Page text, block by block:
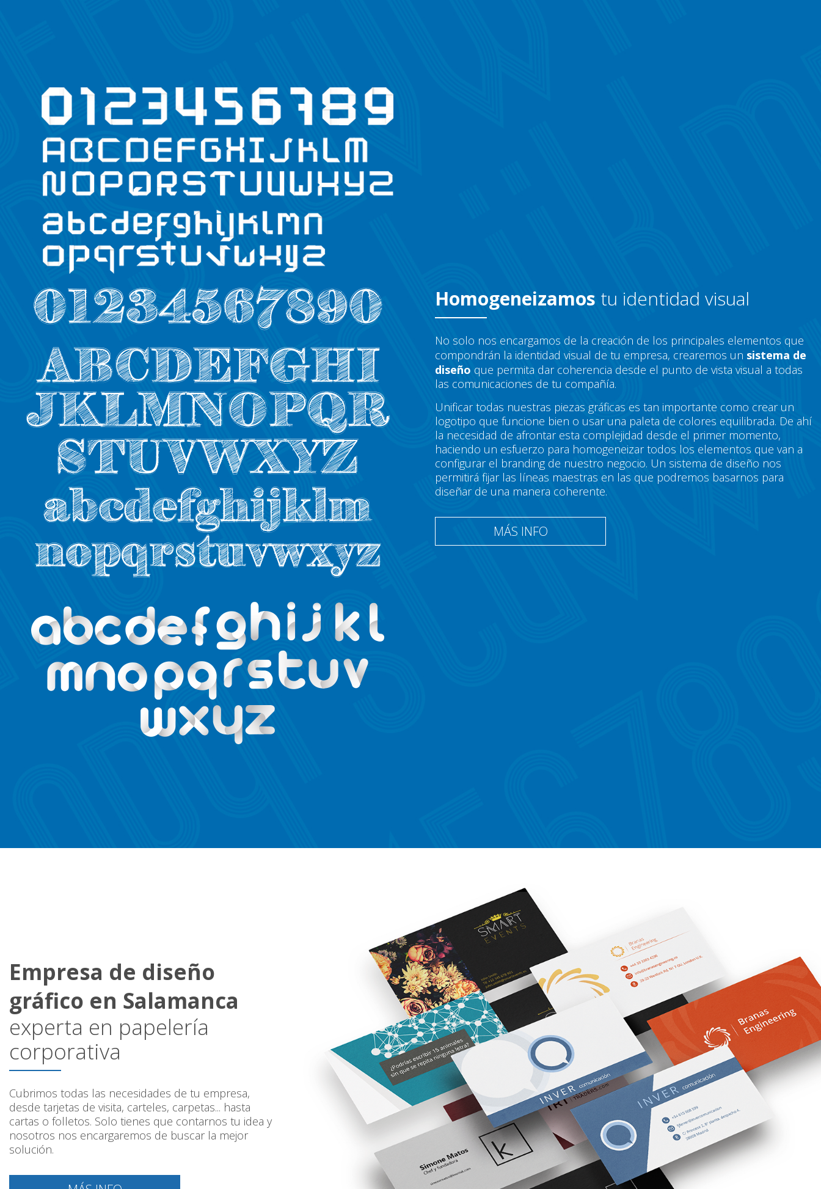
Homogeneizamos tu identidad visual
No solo nos encargamos de la creación de los principales elementos que
compondrán la identidad visual de tu empresa, crearemos un sistema de
diseño que permita dar coherencia desde el punto de vista visual a todas
las comunicaciones de tu compañía.
Unificar todas nuestras piezas gráficas es tan importante como crear un
logotipo que funcione bien o usar una paleta de colores equilibrada. De ahí
la necesidad de afrontar esta complejidad desde el primer momento,
haciendo un esfuerzo para homogeneizar todos los elementos que van a
configurar el branding de nuestro negocio. Un sistema de diseño nos
permitirá fijar las líneas maestras en las que podremos basarnos para
diseñar de una manera coherente.
MÁS INFO
Empresa de diseño
gráfico en Salamanca
experta en papelería
corporativa
Cubrimos todas las necesidades de tu empresa,
desde tarjetas de visita, carteles, carpetas... hasta
cartas o folletos. Solo tienes que contarnos tu idea y
nosotros nos encargaremos de buscar la mejor
solución.